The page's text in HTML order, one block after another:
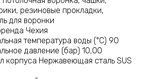
резиновые прокладки,
для воронки
Чехия
температура воды (°C) 90
давление (бар) 10,00
корпуса Нержавеющая сталь SUS